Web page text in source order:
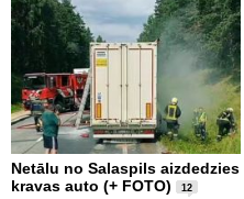
Netālu no Salaspils aizdedzies
kravas auto (+ FOTO)
12